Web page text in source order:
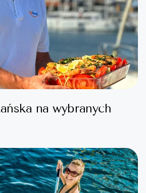
na wybranych